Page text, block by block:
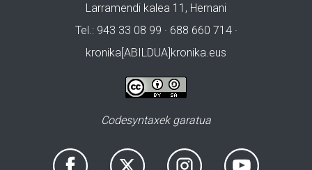
Larramendi kalea 11, Hernani
Tel.: 943 33 08 99 · 688 660 714 ·
kronika[ABILDUA]kronika.eus
Codesyntaxek garatua